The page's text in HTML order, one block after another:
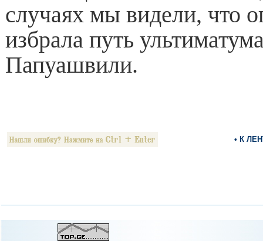
случаях мы видели, что
избрала путь
Папуашвили.
• К